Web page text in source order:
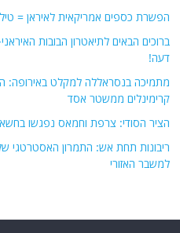
הפשרת כספים אמריקאית לאיראן =
ברוכים הבאים לתיאטרון הבובות
דעה!
מתמיכה בנסראללה למקלט באירופה:
קרימינלים ממשטר אסד
הציר הסודי: צרפת וחמאס נפגשו
ריבונות תחת אש: התמרון האסטרטגי
למשבר האזורי